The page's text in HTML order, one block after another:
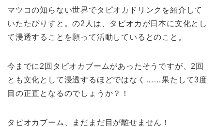
マツコの知らない世界でタピオカドリンクを紹介して
いたたぴりすと。の2人は、タピオカが日本に文化とし
て浸透することを願って活動しているとのこと。
今までに2回タピオカブームがあったそうですが、2回
とも文化として浸透するほどではなく……果たして3度
目の正直となるのでしょうか？！
タピオカブーム、まだまだ目が離せません！